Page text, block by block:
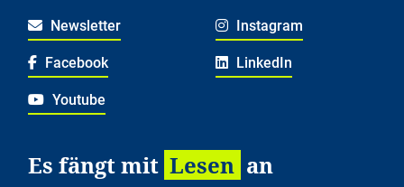
Newsletter Instagram
Facebook LinkedIn
Youtube
Es fängt mit Lesen an